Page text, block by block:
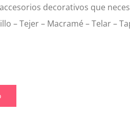
decorativos que
– Tejer – Macramé – Telar –